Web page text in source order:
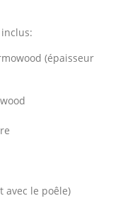
(épaisseur
avec le poêle)